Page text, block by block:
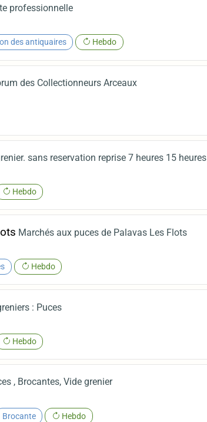
professionnelle
des antiquaires Hebdo
des Collectionneurs Arceaux
sans reservation reprise 7 heures 15 heures
Hebdo
Marchés aux puces de Palavas Les Flots
Hebdo
: Puces
Hebdo
, Brocantes, Vide grenier
Brocante Hebdo